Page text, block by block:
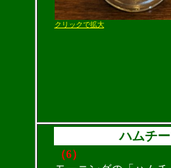
クリックで拡大
ハムチ
（6）